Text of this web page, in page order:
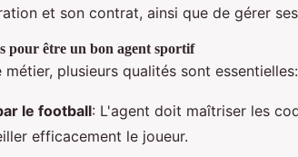
et son contrat, ainsi que de gérer
pour être un bon agent sportif
métier, plusieurs qualités sont essentielles:
le football: L'agent doit maîtriser les
efficacement le joueur.